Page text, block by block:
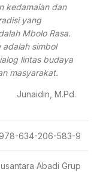
kedamaian dan
yang
Mbolo Rasa.
adalah simbol
lintas budaya
masyarakat.
Junaidin, M.Pd.
634-206-583-9
Abadi Grup